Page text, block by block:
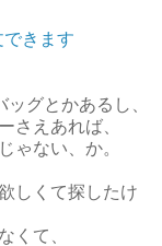
きます
グとかあるし、
さえあれば、
ゃない、か。
しくて探したけ
くて、